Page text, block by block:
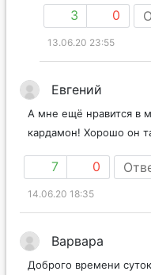
3 0
13.06.20 23:55
Евгений
А мне ещё нравится в
кардамон! Хорошо он
7 0
14.06.20 18:35
Варвара
Доброго времени